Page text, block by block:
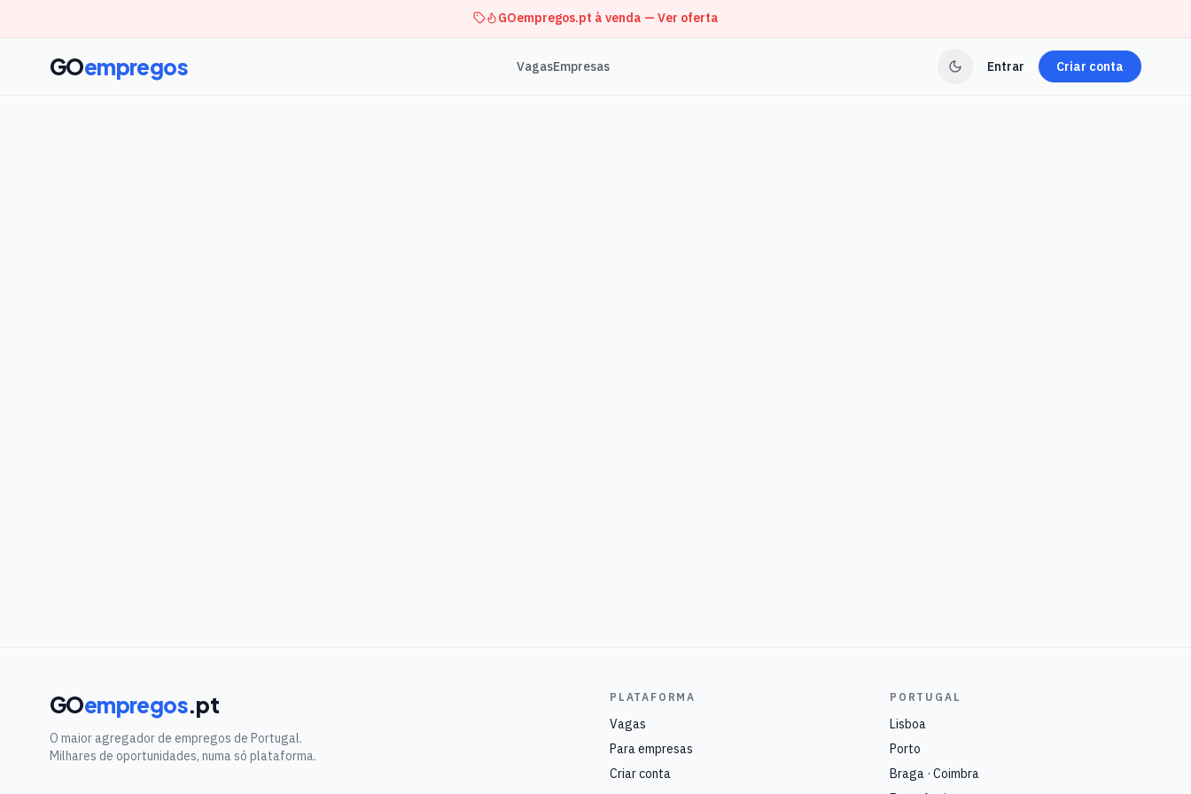
GOempregos.pt à venda — Ver oferta
GOempregos VagasEmpresas Entrar Criar conta
GOempregos.pt
O maior agregador de empregos de Portugal.
Milhares de oportunidades, numa só plataforma.
PLATAFORMA
Vagas
Para empresas
Criar conta
PORTUGAL
Lisboa
Porto
Braga · Coimbra